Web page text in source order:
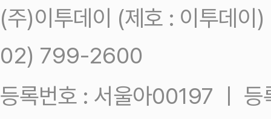
(주)이투데이 (제호 : 이투데
02) 799-2600
등록번호 : 서울아00197 ㅣ